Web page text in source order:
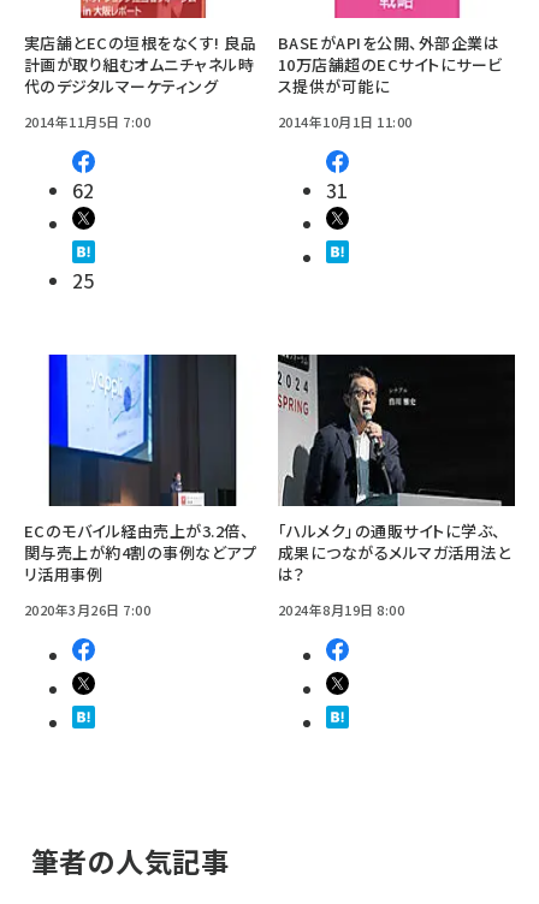
実店舗とECの垣根をなくす! 良品
計画が取り組むオムニチャネル時
代のデジタルマーケティング
2014年11月5日 7:00
62
25
BASEがAPIを公開、外部企業は
10万店舗超のECサイトにサービ
ス提供が可能に
2014年10月1日 11:00
31
ECのモバイル経由売上が3.2倍、
関与売上が約4割の事例などアプ
リ活用事例
2020年3月26日 7:00
「ハルメク」の通販サイトに学ぶ、
成果につながるメルマガ活用法と
は？
2024年8月19日 8:00
筆者の人気記事